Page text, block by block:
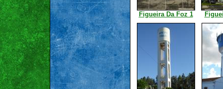
Figueira Da Foz 1